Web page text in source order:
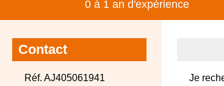
0 à 1 an d'expérience
Contact
Réf. AJ405061941
Je